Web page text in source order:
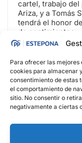
Para ofrecer las
cookies para almacenar
consentimiento de estas
el comportamiento de
sitio. No consentir o
negativamente a ciertas
cartel, trabajo
Ariza, y a Tomás
tendrá el honor
de sentimientos.
Una apuesta por